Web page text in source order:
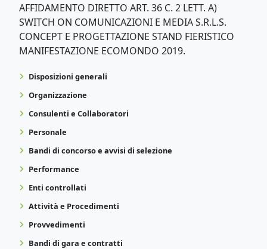
Disposizioni generali
Organizzazione
Consulenti e Collaboratori
Personale
Bandi di concorso e avvisi di selezione
Performance
Enti controllati
Attività e Procedimenti
Provvedimenti
Bandi di gara e contratti
AFFIDAMENTO DIRETTO ART. 36 C. 2 LETT. A)
SWITCH ON COMUNICAZIONI E MEDIA S.R.L.S.
CONCEPT E PROGETTAZIONE STAND FIERISTICO
MANIFESTAZIONE ECOMONDO 2019.